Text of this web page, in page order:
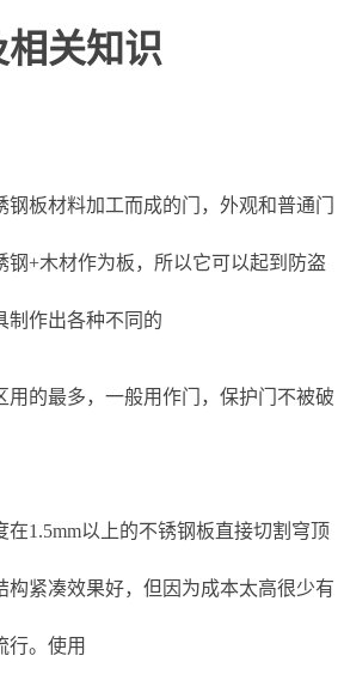
关知识
钢板材料加工而成的门，外观和普通门
钢+木材作为板，所以它可以起到防盗
制作出各种不同的
用的最多，一般用作门，保护门不被破
在1.5mm以上的不锈钢板直接切割穹顶
构紧凑效果好，但因为成本太高很少有
行。使用